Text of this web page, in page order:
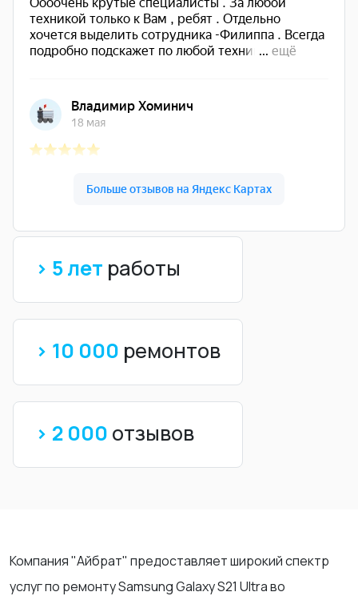
> 5 лет работы
> 10 000 ремонтов
> 2 000 отзывов
Компания "Айбрат" предоставляет широкий спектр
услуг по ремонту Samsung Galaxy S21 Ultra во